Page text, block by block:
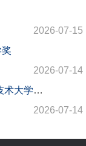
2026-07-15
2026-07-14
【大皖新闻客户端】元新闻消息|中国科学技术大学潘建伟教授获第三届联合国教科文组织—俄罗斯门捷列夫基础科学国际奖
2026-07-14